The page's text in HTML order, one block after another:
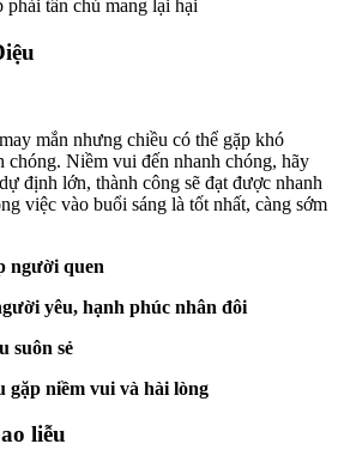
phải tân chủ mang lại hại
mắn nhưng chiều có thể gặp khó
chóng. Niềm vui đến nhanh chóng, hãy
định lớn, thành công sẽ đạt được nhanh
việc vào buổi sáng là tốt nhất, càng sớm
người quen
yêu, hạnh phúc nhân đôi
suôn sẻ
gặp niềm vui và hài lòng
liễu